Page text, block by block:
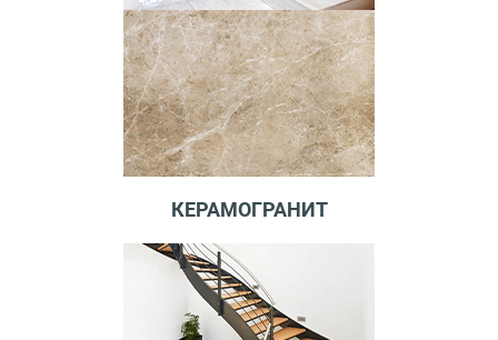
КЕРАМОГРАНИТ